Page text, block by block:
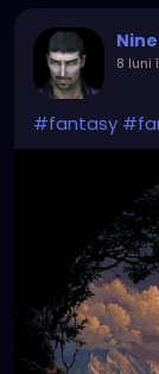
8 luni
#fantasy